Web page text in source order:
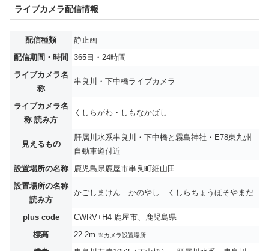
ライブカメラ配信情報
配信種類
静止画
配信期間・時間
365日・24時間
ライブカメラ名
称
串良川・下中橋ライブカメラ
ライブカメラ名
称 読み方
くしらがわ・しもなかばし
見えるもの
肝属川水系串良川・下中橋と霧島神社・E78東九州
自動車道付近
設置場所の名称
鹿児島県鹿屋市串良町細山田
設置場所の名称
読み方
かごしまけん かのやし くしらちょうほそやまだ
plus code
CWRV+H4 鹿屋市、鹿児島県
標高
22.2m ※カメラ設置場所